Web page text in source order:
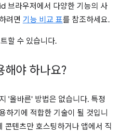
브라우저에서 다양한 기능의 사
려면 기능 비교 표를 참조하세요.
할 수 있습니다.
해야 하나요?
'올바른' 방법은 없습니다. 특정
하기에 적합한 기술이 될 것입니
콘텐츠만 호스팅하거나 앱에서 직